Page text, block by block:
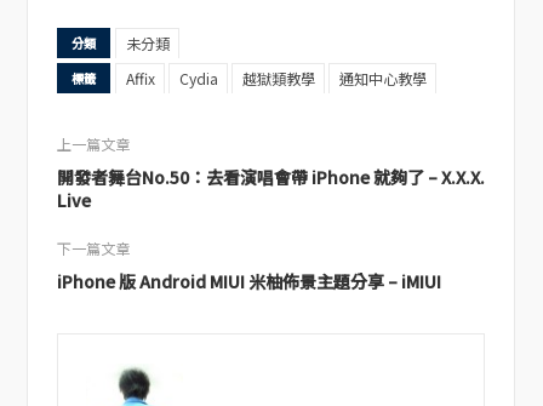
分類 未分類
標籤 Affix Cydia 越獄類教學 通知中心教學
上一篇文章
開發者舞台No.50：去看演唱會帶 iPhone 就夠了 – X.X.X.
Live
下一篇文章
iPhone 版 Android MIUI 米柚佈景主題分享 – iMIUI